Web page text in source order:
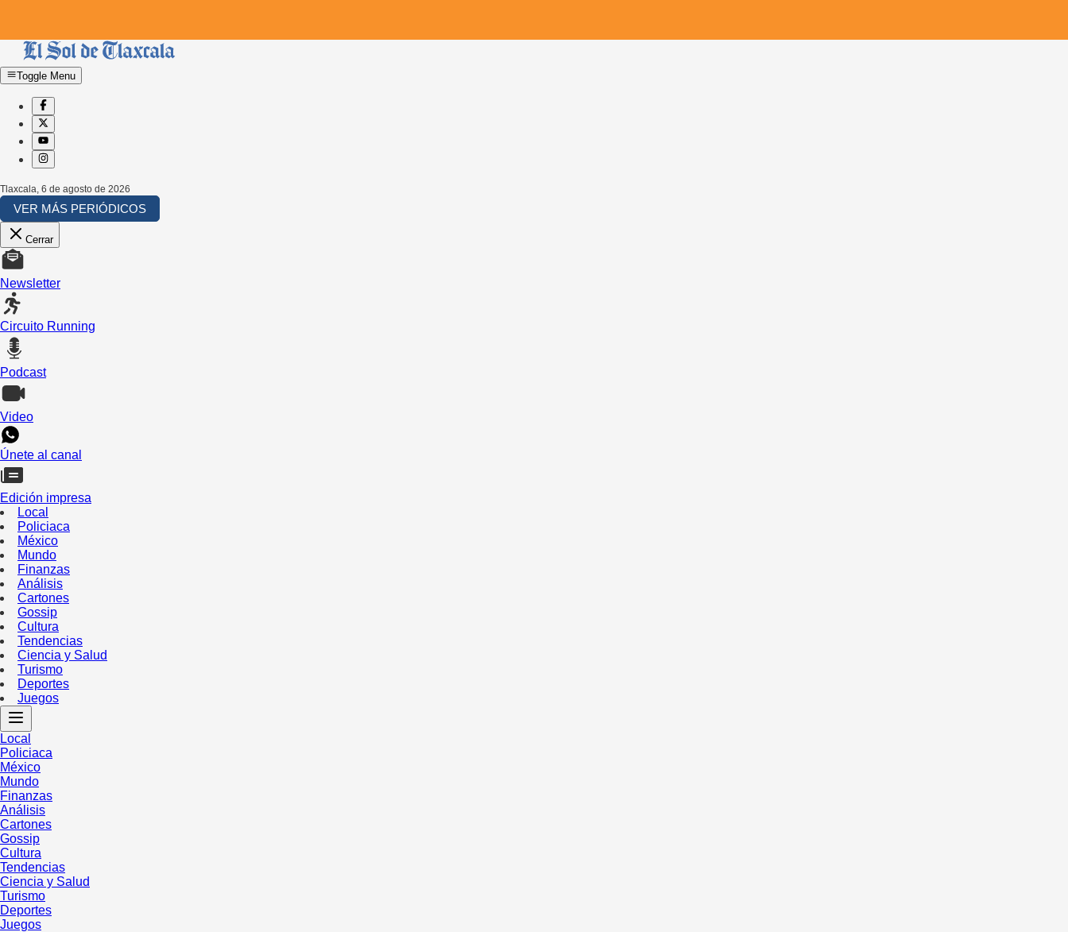
Toggle Menu
Tlaxcala 6 de agosto de 2026
VER MÁS PERIÓDICOS
Cerrar
Newsletter
Circuito Running
Podcast
Video
Únete al canal
Edición impresa
Local
Policiaca
México
Mundo
Finanzas
Análisis
Cartones
Gossip
Cultura
Tendencias
Ciencia y Salud
Turismo
Deportes
Juegos
Local
Policiaca
México
Mundo
Finanzas
Análisis
Cartones
Gossip
Cultura
Tendencias
Ciencia y Salud
Turismo
Deportes
Juegos